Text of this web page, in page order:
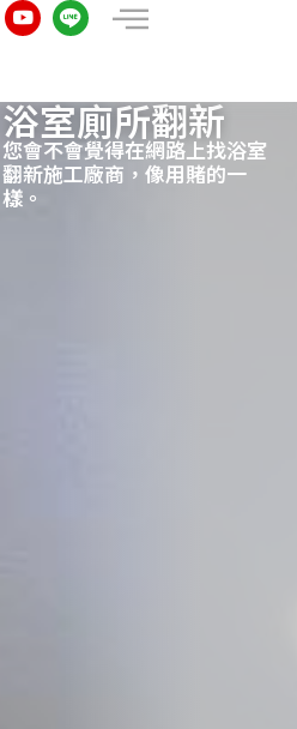
浴室廁所翻新
您會不會覺得在網路上找浴室
翻新施工廠商，像用賭的一
樣。